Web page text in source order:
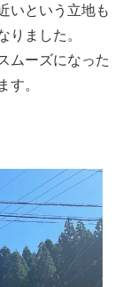
いという立地も
りました。
ムーズになった
す。